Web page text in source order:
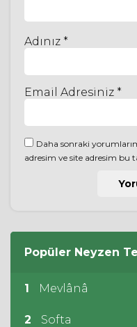
Adınız *
Email Adresiniz *
Daha sonraki
adresim ve site adresim bu
Popüler Neyzen
1 Mevlânâ
2 Softa